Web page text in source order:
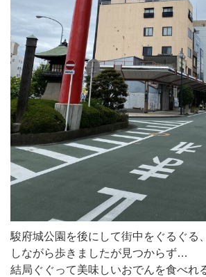
駿府城公園を後にして街中をぐるぐる
しながら歩きましたが見つからず…
結局ぐぐって美味しいおでんを食べれ